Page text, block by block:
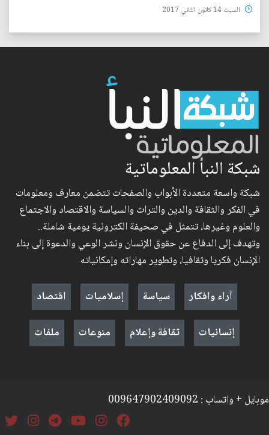
السبت 14 كانون الثاني 2017
شبكة النبأ المعلوماتية
شبكة واسعة متعددة الأبواب والصفحات تتضمن معارف ومعلومات
في الفكر والثقافة والدين والتراث والسياسة والاقتصاد والاجتماع
والعلوم وغيرها، تتمثل في صحيفة الكترونية يومية شاملة..
وتهدف إلى الدفاع عن حقوق الإنسان ونشر الوعي والدعوة إلى بناء
الإنسان فكريا وثقافيا، وتطوير مهاراته وإمكانياته
آراء وافكار
سياسة إسلاميات
اقتصاد
إنسانيات
ثقافة وإعلام منوعات ملفات
موبايل + واتساب : 009647902409092